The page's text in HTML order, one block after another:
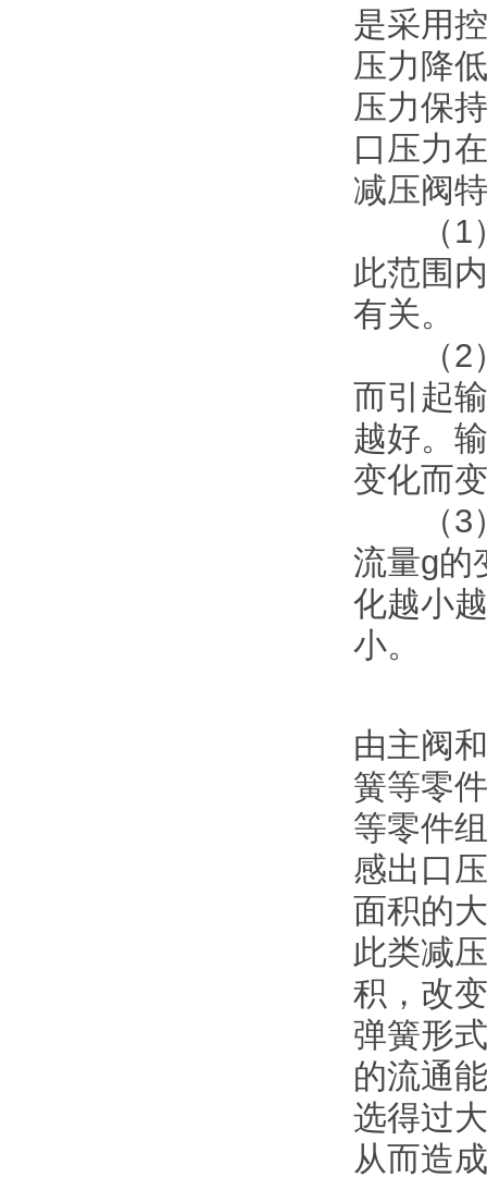
是采用
压力降
压力保
口压力
减压阀
（1）
此范围
有关。
（2）
而引起
越好。
变化而
（3）
流量g的
化越小
小。
由主阀
簧等零
等零件
感出口
面积的
此类减
积，改
弹簧形
的流通
选得过
从而造